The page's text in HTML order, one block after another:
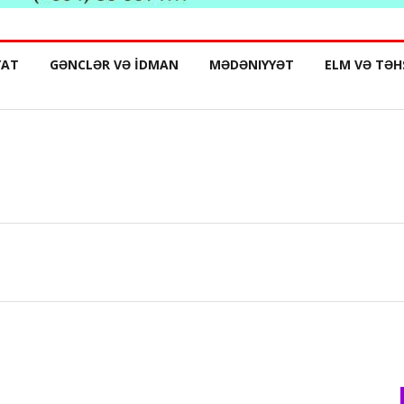
GƏNCLƏR VƏ İDMAN MƏDƏNIYYƏT ELM VƏ